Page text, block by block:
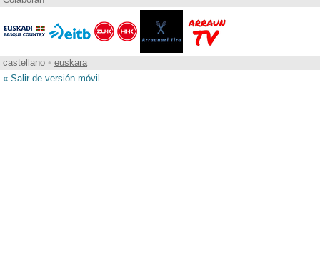
castellano • euskara
« Salir de versión móvil